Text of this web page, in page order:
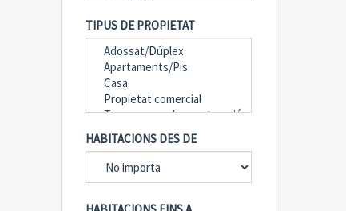
TIPUS DE PROPIETAT
HABITACIONS DES DE